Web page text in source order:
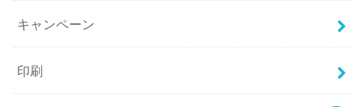
キャンペーン
印刷